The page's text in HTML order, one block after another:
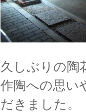
久しぶりの陶
作陶への思い
だきました。